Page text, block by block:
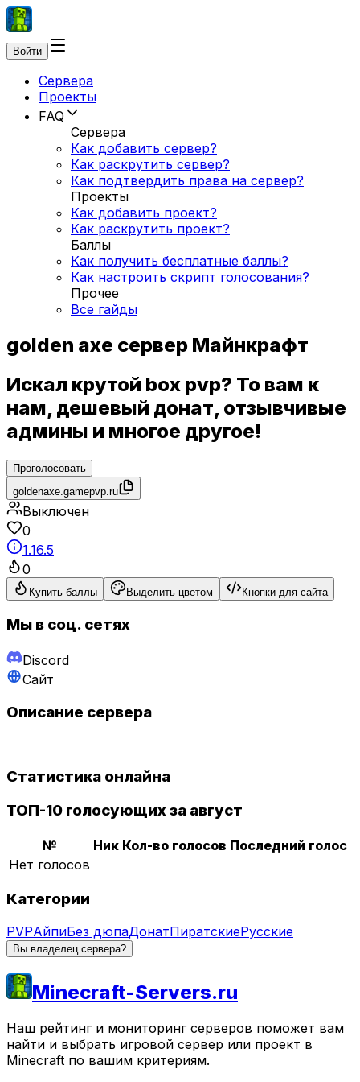
Войти
Сервера
Проекты
FAQ
Сервера
Как добавить сервер?
Как раскрутить сервер?
Как подтвердить права на сервер?
Проекты
Как добавить проект?
Как раскрутить проект?
Баллы
Как получить бесплатные баллы?
Как настроить скрипт голосования?
Прочее
Все гайды
golden axe сервер Майнкрафт
Искал крутой box pvp? То вам к
нам, дешевый донат, отзывчивые
админы и многое другое!
Проголосовать
goldenaxe.gamepvp.ru
Выключен
0
1.16.5
0
Купить баллы Выделить цветом Кнопки для сайта
Мы в соц. сетях
Discord
Сайт
Описание сервера
Статистика онлайна
ТОП-10 голосующих за август
№ Ник Кол-во голосов Последний голос
Нет голосов
Категории
PVPАйпиБез дюпаДонатПиратскиеРусские
Вы владелец сервера?
Minecraft-Servers.ru
Наш рейтинг и мониторинг серверов поможет вам
найти и выбрать игровой сервер или проект в
Minecraft по вашим критериям.